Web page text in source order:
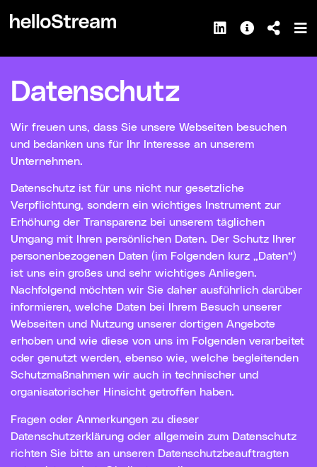
Datenschutz
Wir freuen uns, dass Sie unsere Webseiten besuchen
und bedanken uns für Ihr Interesse an unserem
Unternehmen.
Datenschutz ist für uns nicht nur gesetzliche
Verpflichtung, sondern ein wichtiges Instrument zur
Erhöhung der Transparenz bei unserem täglichen
Umgang mit Ihren persönlichen Daten. Der Schutz Ihrer
personenbezogenen Daten (im Folgenden kurz „Daten“)
ist uns ein großes und sehr wichtiges Anliegen.
Nachfolgend möchten wir Sie daher ausführlich darüber
informieren, welche Daten bei Ihrem Besuch unserer
Webseiten und Nutzung unserer dortigen Angebote
erhoben und wie diese von uns im Folgenden verarbeitet
oder genutzt werden, ebenso wie, welche begleitenden
Schutzmaßnahmen wir auch in technischer und
organisatorischer Hinsicht getroffen haben.
Fragen oder Anmerkungen zu dieser
Datenschutzerklärung oder allgemein zum Datenschutz
richten Sie bitte an unseren Datenschutzbeauftragten